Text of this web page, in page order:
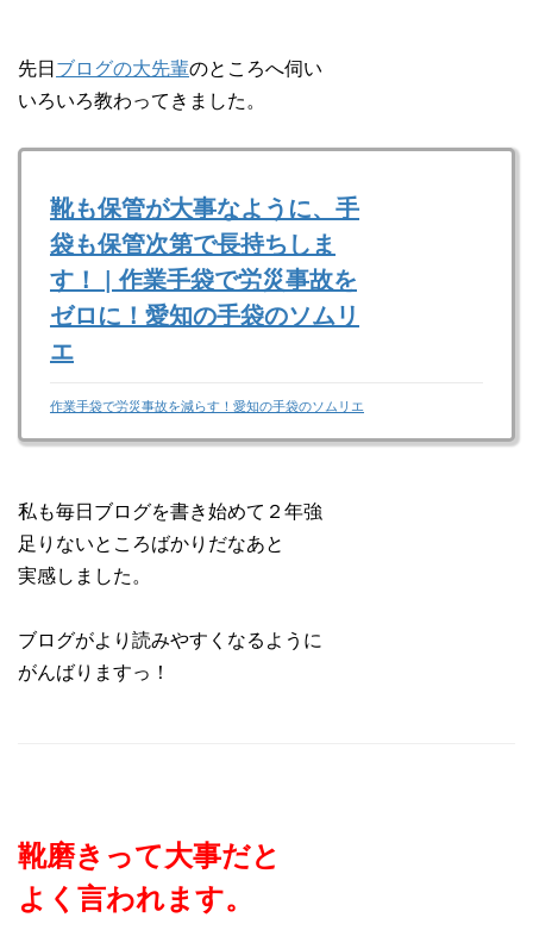
先日ブログの大先輩のところへ伺い
いろいろ教わってきました。
靴も保管が大事なように、手
袋も保管次第で長持ちしま
す！ | 作業手袋で労災事故を
ゼロに！愛知の手袋のソムリ
エ
いつも手袋のことばかり考えている あなたの手
袋のソムリエ のりねえです。 今日は岡崎でリ
ーガルシューズの 販売をしている伝説の店長：
コチラ そんな伝説の店長：尾崎さんが 3か月ほ
ど前にブログを リニューアルしました。 それ
で、今後どういった方向で 書いていくといい
作業手袋で労災事故を減らす！愛知の手袋のソムリエ
私も毎日ブログを書き始めて２年強
足りないところばかりだなあと
実感しました。
ブログがより読みやすくなるように
がんばりますっ！
靴磨きって大事だと
よく言われます。